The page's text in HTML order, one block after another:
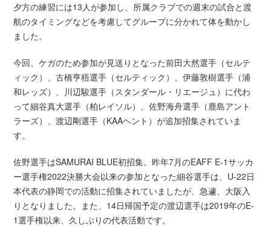
夕方の練習には13人が参加し、所属クラブでの週末の試合と渡
航のタイミングなどを考慮してグループに分かれて体を動かし
ました。
今回、ケガのため参加が見送りとなった前田大然選手（セルテ
ィック）、古橋亨梧選手（セルティック）、伊藤敦樹選手（浦
和レッズ）、川辺駿選手（スタンダール・リエージュ）に代わ
って細谷真大選手（柏レイソル）、佐野海舟選手（鹿島アント
ラーズ）、渡辺剛選手（KAAヘント）が追加招集されていま
す。
佐野選手はSAMURAI BLUE初招集。昨年7月のEAFF E-1サッカ
ー選手権2022決勝大会以来の参加となった細谷選手は、U-22日
本代表の静岡での活動に招集されていましたが、急遽、大阪入
りとなりました。また、14日帰国予定の渡辺選手は2019年のE-
1選手権以来、久しぶりの代表活動です。